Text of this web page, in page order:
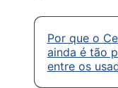
Por que o
ainda é tão
entre os